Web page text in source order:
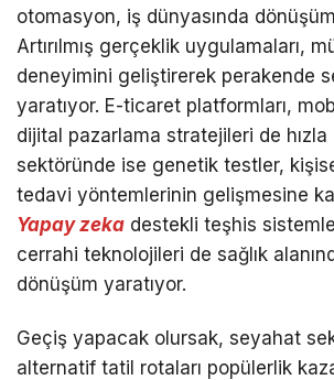
otomasyon, iş dünyasında
Artırılmış gerçeklik uygulamaları,
deneyimini geliştirerek perakende
yaratıyor. E-ticaret platformları,
dijital pazarlama stratejileri de hızla
sektöründe ise genetik testler,
tedavi yöntemlerinin gelişmesine
Yapay zeka destekli teşhis
cerrahi teknolojileri de sağlık
dönüşüm yaratıyor.
Geçiş yapacak olursak, seyahat
alternatif tatil rotaları popülerlik